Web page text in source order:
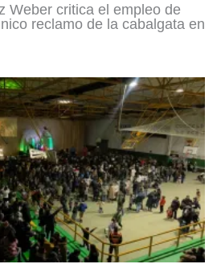
Weber critica el empleo de
reclamo de la cabalgata en